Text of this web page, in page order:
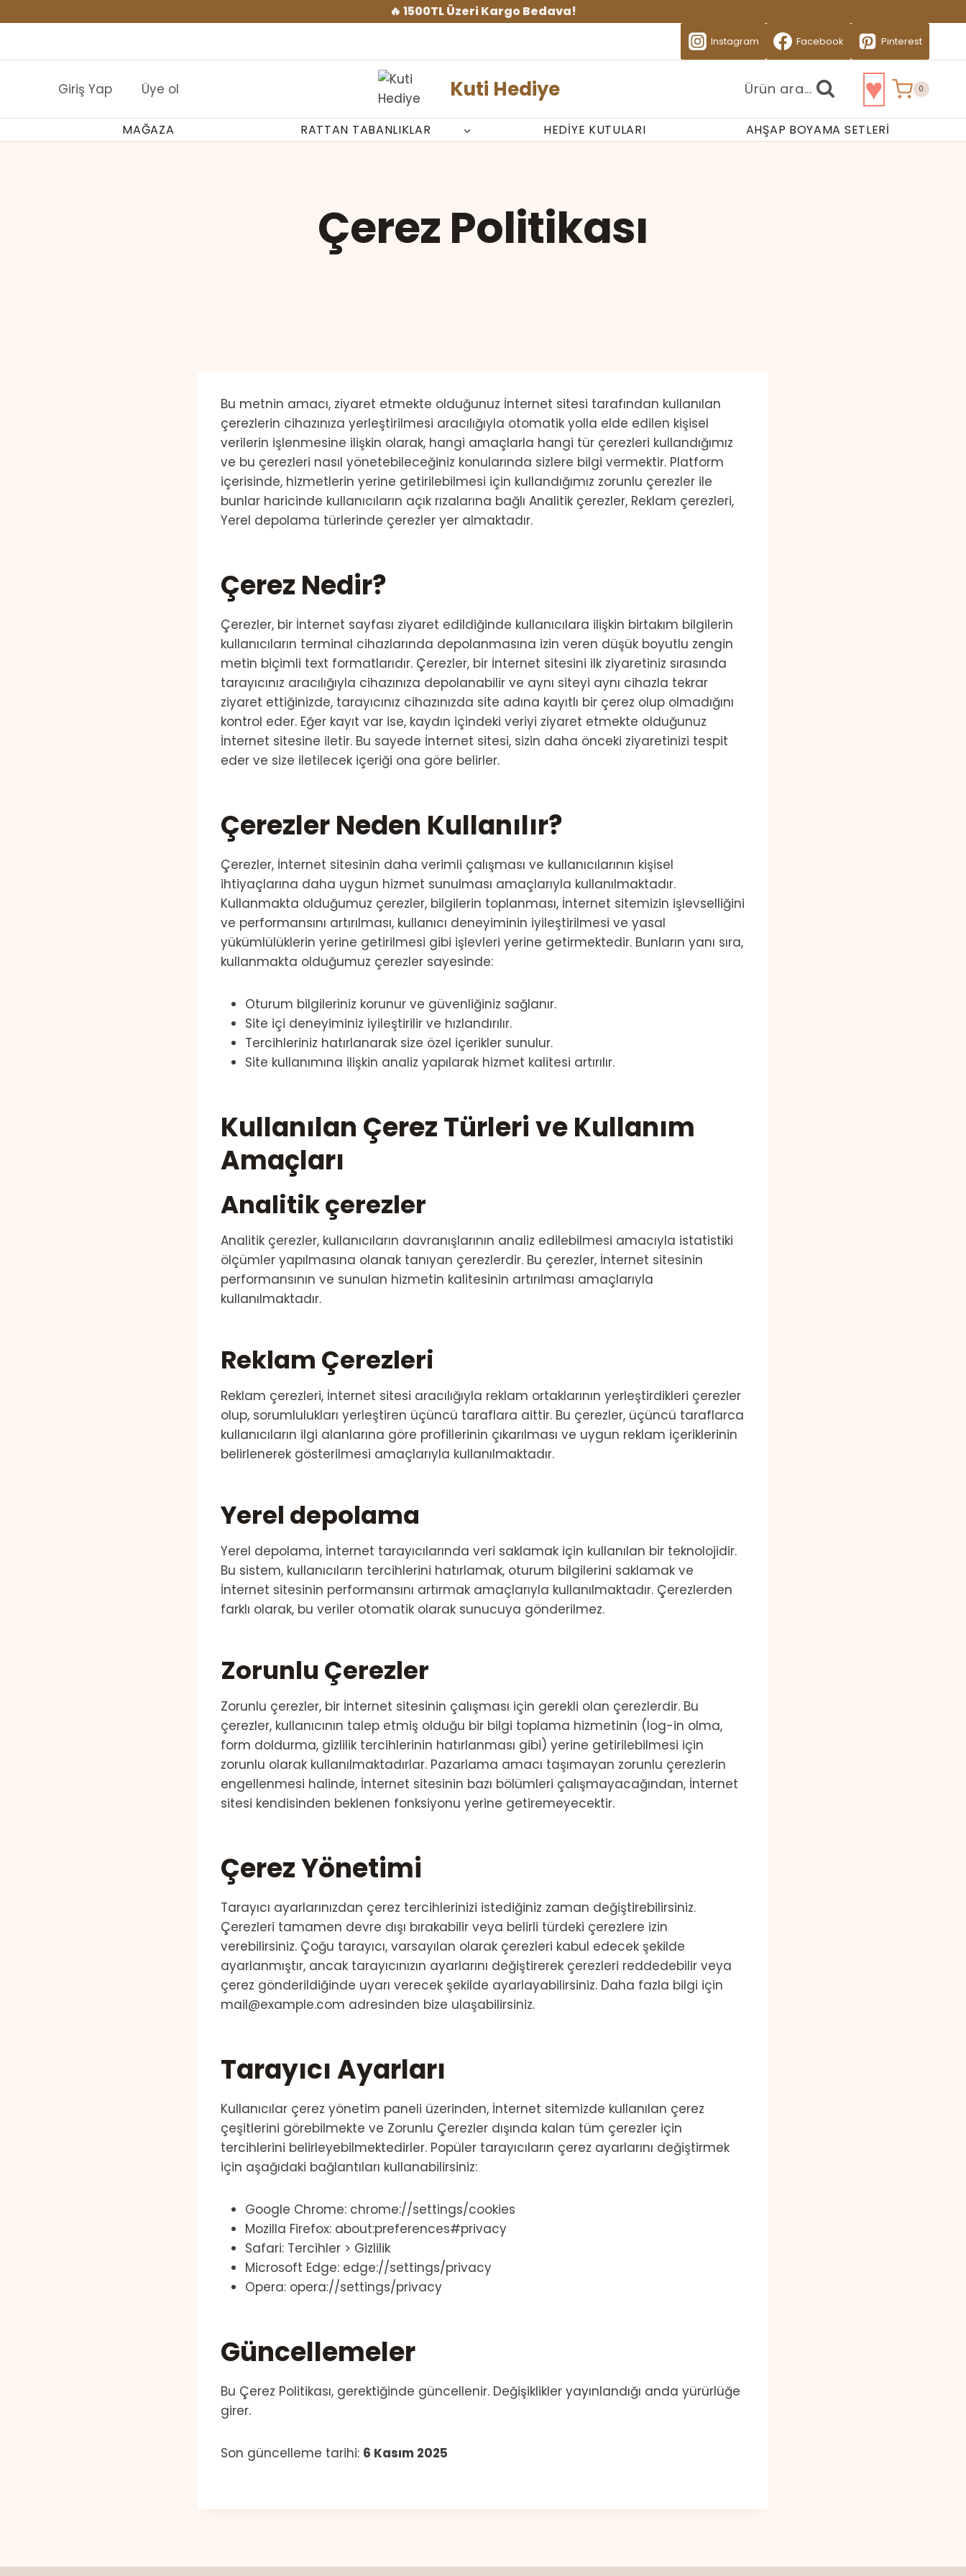
geç
🔥 1500TL Üzeri Kargo Bedava!
Instagram Facebook Pinterest
Giriş Yap Üye ol Kuti Hediye Ürün ara... ♥ 0
MAĞAZA RATTAN TABANLIKLAR HEDIYE KUTULARI AHŞAP BOYAMA SETLERI
Çerez Politikası
Bu metnin amacı, ziyaret etmekte olduğunuz İnternet sitesi tarafından kullanılan
çerezlerin cihazınıza yerleştirilmesi aracılığıyla otomatik yolla elde edilen kişisel
verilerin işlenmesine ilişkin olarak, hangi amaçlarla hangi tür çerezleri kullandığımız
ve bu çerezleri nasıl yönetebileceğiniz konularında sizlere bilgi vermektir. Platform
içerisinde, hizmetlerin yerine getirilebilmesi için kullandığımız zorunlu çerezler ile
bunlar haricinde kullanıcıların açık rızalarına bağlı Analitik çerezler, Reklam çerezleri,
Yerel depolama türlerinde çerezler yer almaktadır.
Çerez Nedir?
Çerezler, bir İnternet sayfası ziyaret edildiğinde kullanıcılara ilişkin birtakım bilgilerin
kullanıcıların terminal cihazlarında depolanmasına izin veren düşük boyutlu zengin
metin biçimli text formatlarıdır. Çerezler, bir İnternet sitesini ilk ziyaretiniz sırasında
tarayıcınız aracılığıyla cihazınıza depolanabilir ve aynı siteyi aynı cihazla tekrar
ziyaret ettiğinizde, tarayıcınız cihazınızda site adına kayıtlı bir çerez olup olmadığını
kontrol eder. Eğer kayıt var ise, kaydın içindeki veriyi ziyaret etmekte olduğunuz
İnternet sitesine iletir. Bu sayede İnternet sitesi, sizin daha önceki ziyaretinizi tespit
eder ve size iletilecek içeriği ona göre belirler.
Çerezler Neden Kullanılır?
Çerezler, İnternet sitesinin daha verimli çalışması ve kullanıcılarının kişisel
ihtiyaçlarına daha uygun hizmet sunulması amaçlarıyla kullanılmaktadır.
Kullanmakta olduğumuz çerezler, bilgilerin toplanması, İnternet sitemizin işlevselliğini
ve performansını artırılması, kullanıcı deneyiminin iyileştirilmesi ve yasal
yükümlülüklerin yerine getirilmesi gibi işlevleri yerine getirmektedir. Bunların yanı sıra,
kullanmakta olduğumuz çerezler sayesinde:
Oturum bilgileriniz korunur ve güvenliğiniz sağlanır.
Site içi deneyiminiz iyileştirilir ve hızlandırılır.
Tercihleriniz hatırlanarak size özel içerikler sunulur.
Site kullanımına ilişkin analiz yapılarak hizmet kalitesi artırılır.
Kullanılan Çerez Türleri ve Kullanım
Amaçları
Analitik çerezler
Analitik çerezler, kullanıcıların davranışlarının analiz edilebilmesi amacıyla istatistiki
ölçümler yapılmasına olanak tanıyan çerezlerdir. Bu çerezler, İnternet sitesinin
performansının ve sunulan hizmetin kalitesinin artırılması amaçlarıyla
kullanılmaktadır.
Reklam Çerezleri
Reklam çerezleri, İnternet sitesi aracılığıyla reklam ortaklarının yerleştirdikleri çerezler
olup, sorumlulukları yerleştiren üçüncü taraflara aittir. Bu çerezler, üçüncü taraflarca
kullanıcıların ilgi alanlarına göre profillerinin çıkarılması ve uygun reklam içeriklerinin
belirlenerek gösterilmesi amaçlarıyla kullanılmaktadır.
Yerel depolama
Yerel depolama, İnternet tarayıcılarında veri saklamak için kullanılan bir teknolojidir.
Bu sistem, kullanıcıların tercihlerini hatırlamak, oturum bilgilerini saklamak ve
İnternet sitesinin performansını artırmak amaçlarıyla kullanılmaktadır. Çerezlerden
farklı olarak, bu veriler otomatik olarak sunucuya gönderilmez.
Zorunlu Çerezler
Zorunlu çerezler, bir İnternet sitesinin çalışması için gerekli olan çerezlerdir. Bu
çerezler, kullanıcının talep etmiş olduğu bir bilgi toplama hizmetinin (log-in olma,
form doldurma, gizlilik tercihlerinin hatırlanması gibi) yerine getirilebilmesi için
zorunlu olarak kullanılmaktadırlar. Pazarlama amacı taşımayan zorunlu çerezlerin
engellenmesi halinde, İnternet sitesinin bazı bölümleri çalışmayacağından, İnternet
sitesi kendisinden beklenen fonksiyonu yerine getiremeyecektir.
Çerez Yönetimi
Tarayıcı ayarlarınızdan çerez tercihlerinizi istediğiniz zaman değiştirebilirsiniz.
Çerezleri tamamen devre dışı bırakabilir veya belirli türdeki çerezlere izin
verebilirsiniz. Çoğu tarayıcı, varsayılan olarak çerezleri kabul edecek şekilde
ayarlanmıştır, ancak tarayıcınızın ayarlarını değiştirerek çerezleri reddedebilir veya
çerez gönderildiğinde uyarı verecek şekilde ayarlayabilirsiniz. Daha fazla bilgi için
mail@example.com adresinden bize ulaşabilirsiniz.
Tarayıcı Ayarları
Kullanıcılar çerez yönetim paneli üzerinden, İnternet sitemizde kullanılan çerez
çeşitlerini görebilmekte ve Zorunlu Çerezler dışında kalan tüm çerezler için
tercihlerini belirleyebilmektedirler. Popüler tarayıcıların çerez ayarlarını değiştirmek
için aşağıdaki bağlantıları kullanabilirsiniz:
Google Chrome: chrome://settings/cookies
Mozilla Firefox: about:preferences#privacy
Safari: Tercihler > Gizlilik
Microsoft Edge: edge://settings/privacy
Opera: opera://settings/privacy
Güncellemeler
Bu Çerez Politikası, gerektiğinde güncellenir. Değişiklikler yayınlandığı anda yürürlüğe
girer.
Son güncelleme tarihi: 6 Kasım 2025